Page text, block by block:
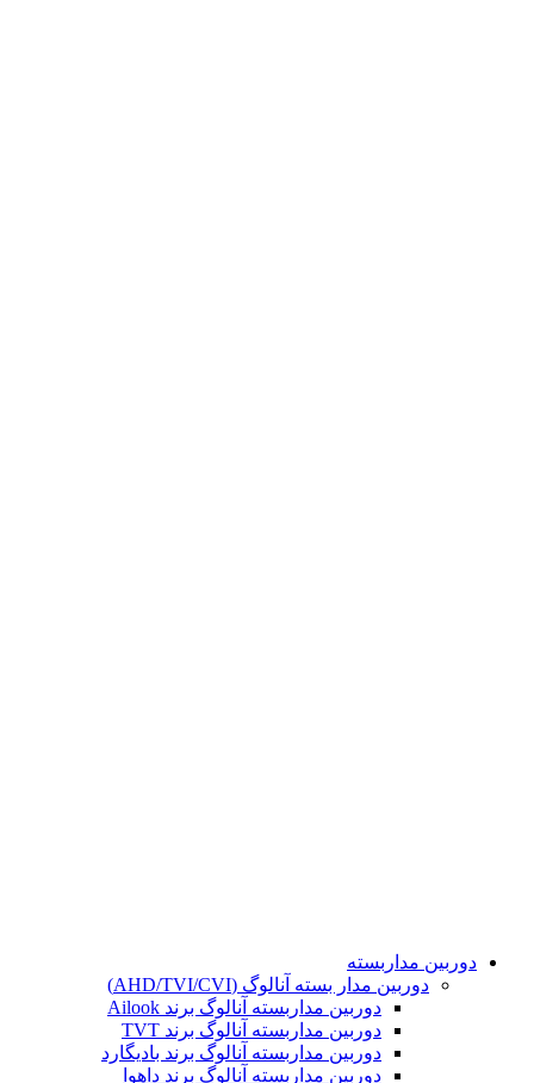
دوربین مداربسته
دوربین مدار بسته آنالوگ (AHD/TVI/CVI)
دوربین مداربسته آنالوگ برند Ailook
دوربین مداربسته آنالوگ برند TVT
دوربین مداربسته آنالوگ برند بادیگارد
دوربین مداربسته آنالوگ برند داهوا